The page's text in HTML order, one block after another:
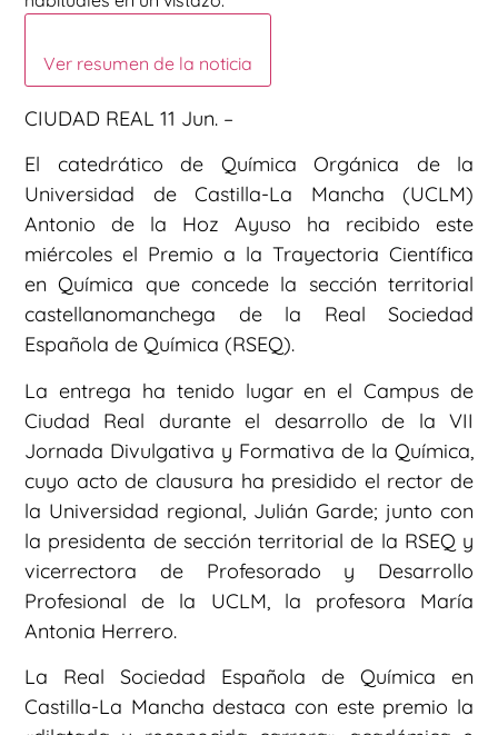
Ver resumen de la noticia
CIUDAD REAL 11 Jun. –
El catedrático de Química Orgánica de la
Universidad de Castilla-La Mancha (UCLM)
Antonio de la Hoz Ayuso ha recibido este
miércoles el Premio a la Trayectoria Científica
en Química que concede la sección territorial
castellanomanchega de la Real Sociedad
Española de Química (RSEQ).
La entrega ha tenido lugar en el Campus de
Ciudad Real durante el desarrollo de la VII
Jornada Divulgativa y Formativa de la Química,
cuyo acto de clausura ha presidido el rector de
la Universidad regional, Julián Garde; junto con
la presidenta de sección territorial de la RSEQ y
vicerrectora de Profesorado y Desarrollo
Profesional de la UCLM, la profesora María
Antonia Herrero.
La Real Sociedad Española de Química en
Castilla-La Mancha destaca con este premio la